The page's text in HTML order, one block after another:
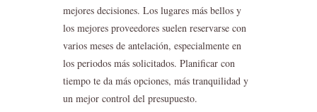
mejores decisiones. Los lugares más bellos y
los mejores proveedores suelen reservarse con
varios meses de antelación, especialmente en
los periodos más solicitados. Planificar con
tiempo te da más opciones, más tranquilidad y
un mejor control del presupuesto.